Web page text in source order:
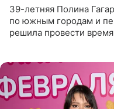
39-летняя Полина
по южным городам и
решила провести